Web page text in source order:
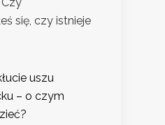
się, czy istnieje
uszu
– o czym